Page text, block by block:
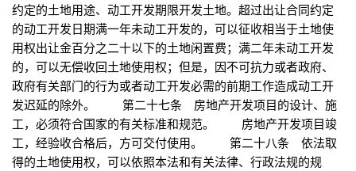
约定的土地用途、动工开发期限开发土地。超过出让合同约定
的动工开发日期满一年未动工开发的，可以征收相当于土地使
用权出让金百分之二十以下的土地闲置费；满二年未动工开发
的，可以无偿收回土地使用权；但是，因不可抗力或者政府、
政府有关部门的行为或者动工开发必需的前期工作造成动工开
发迟延的除外。 第二十七条 房地产开发项目的设计、施
工，必须符合国家的有关标准和规范。 房地产开发项目竣
工，经验收合格后，方可交付使用。 第二十八条 依法取
得的土地使用权，可以依照本法和有关法律、行政法规的规